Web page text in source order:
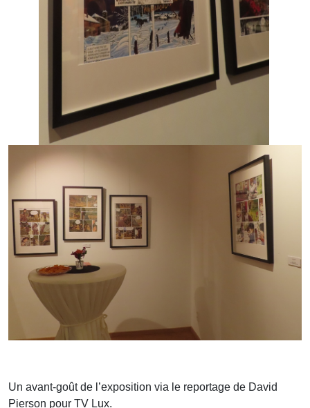
Un avant-goût de l’exposition via le reportage de David
Pierson pour TV Lux.